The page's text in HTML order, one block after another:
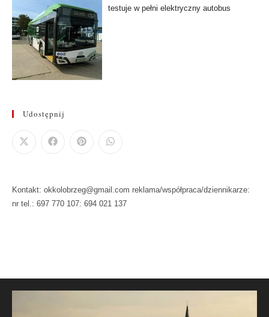
testuje w pełni elektryczny autobus
Udostępnij
Kontakt: okkolobrzeg@gmail.com reklama/współpraca/dziennikarze:
nr tel.: 697 770 107: 694 021 137